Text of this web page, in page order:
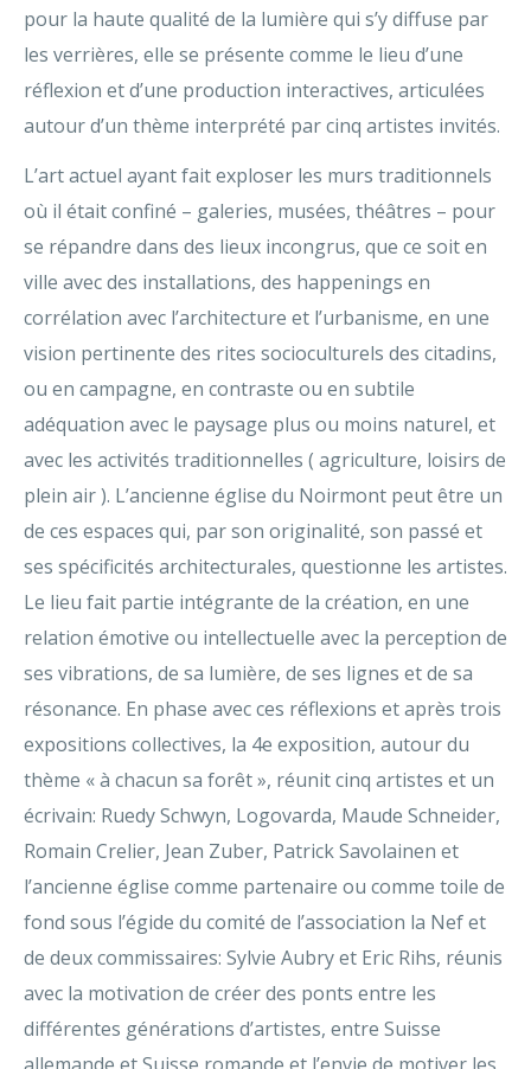
pour la haute qualité de la lumière qui s’y diffuse par
les verrières, elle se présente comme le lieu d’une
réflexion et d’une production interactives, articulées
autour d’un thème interprété par cinq artistes invités.
L’art actuel ayant fait exploser les murs traditionnels
où il était confiné – galeries, musées, théâtres – pour
se répandre dans des lieux incongrus, que ce soit en
ville avec des installations, des happenings en
corrélation avec l’architecture et l’urbanisme, en une
vision pertinente des rites socioculturels des citadins,
ou en campagne, en contraste ou en subtile
adéquation avec le paysage plus ou moins naturel, et
avec les activités traditionnelles ( agriculture, loisirs de
plein air ). L’ancienne église du Noirmont peut être un
de ces espaces qui, par son originalité, son passé et
ses spécificités architecturales, questionne les artistes.
Le lieu fait partie intégrante de la création, en une
relation émotive ou intellectuelle avec la perception de
ses vibrations, de sa lumière, de ses lignes et de sa
résonance. En phase avec ces réflexions et après trois
expositions collectives, la 4e exposition, autour du
thème « à chacun sa forêt », réunit cinq artistes et un
écrivain: Ruedy Schwyn, Logovarda, Maude Schneider,
Romain Crelier, Jean Zuber, Patrick Savolainen et
l’ancienne église comme partenaire ou comme toile de
fond sous l’égide du comité de l’association la Nef et
de deux commissaires: Sylvie Aubry et Eric Rihs, réunis
avec la motivation de créer des ponts entre les
différentes générations d’artistes, entre Suisse